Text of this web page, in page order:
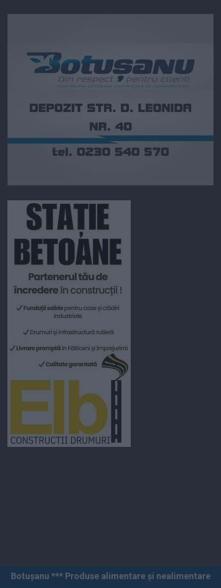
alimentare și nealimentare *** Vânzări